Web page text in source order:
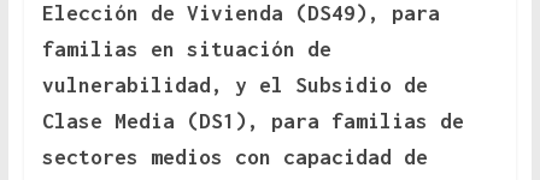
Elección de Vivienda (DS49), para
familias en situación de
vulnerabilidad, y el Subsidio de
Clase Media (DS1), para familias de
sectores medios con capacidad de